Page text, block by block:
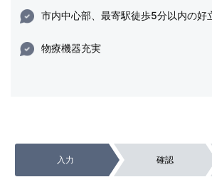
市内中心部、最寄駅徒歩5分以内の好
物療機器充実
入力 確認